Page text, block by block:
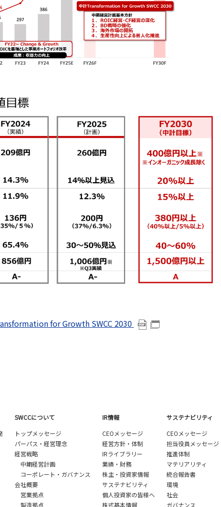
for Growth SWCC 2030
SWCCについて
トップメッセージ
パーパス・経営理念
経営戦略
中期経営計画
コーポレート・ガバナンス
会社概要
営業拠点
製造拠点
IR情報
CEOメッセージ
経営方針・体制
IRライブラリー
業績・財務
株主・投資家情報
サステナビリティ
個人投資家の皆様へ
株式基本情報
サステナビリティ
CEOメッセージ
担当役員メッセージ
推進体制
マテリアリティ
統合報告書
環境
社会
ガバナンス